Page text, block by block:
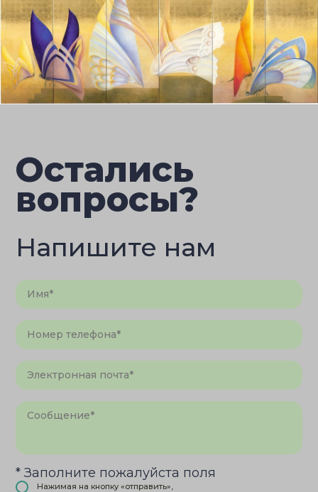
Остались
вопросы?
Напишите нам
* Заполните пожалуйста поля
Нажимая на кнопку «отправить»,